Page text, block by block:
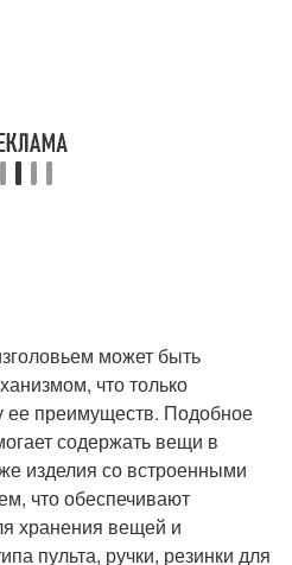
может быть
что только
ее преимуществ. Подобное
содержать вещи в
изделия со встроенными
что обеспечивают
хранения вещей и
пульта, ручки, резинки для